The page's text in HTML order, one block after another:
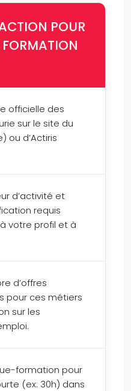
POUR
FORMATION
officielle des
sur le site du
ou d’Actiris
d’activité et
requis
votre profil et à
d’offres
pour ces métiers
sur les
formation pour
(ex: 30h) dans